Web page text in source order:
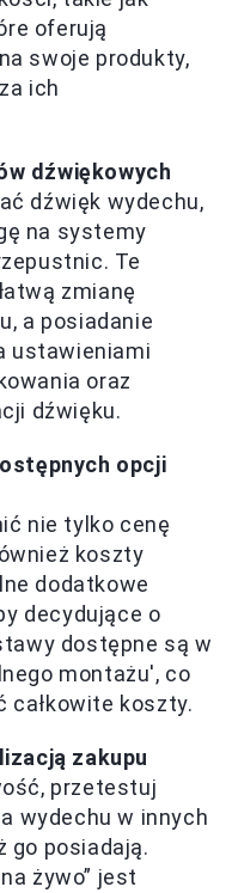
oferują
swoje produkty,
ich
dźwiękowych
dźwięk wydechu,
na systemy
Te
zmianę
a posiadanie
ustawieniami
oraz
dźwięku.
opcji
nie tylko cenę
koszty
dodatkowe
decydujące o
dostępne są w
montażu', co
całkowite koszty.
zakupu
przetestuj
wydechu w innych
go posiadają.
żywo” jest